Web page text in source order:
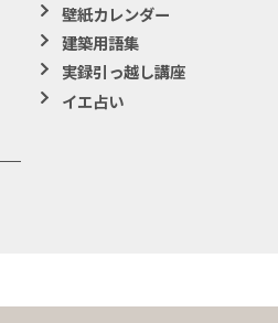
壁紙カレンダー
建築用語集
実録引っ越し講座
イエ占い